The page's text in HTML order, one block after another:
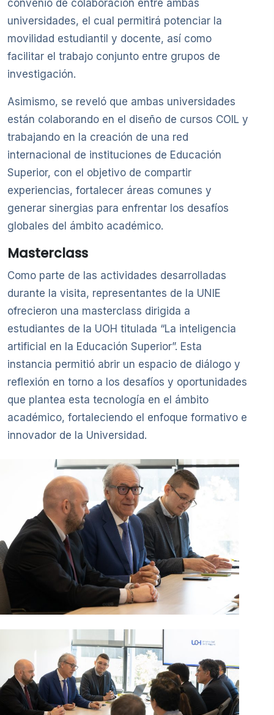
convenio de colaboración entre ambas
universidades, el cual permitirá potenciar la
movilidad estudiantil y docente, así como
facilitar el trabajo conjunto entre grupos de
investigación.
Asimismo, se reveló que ambas universidades
están colaborando en el diseño de cursos COIL y
trabajando en la creación de una red
internacional de instituciones de Educación
Superior, con el objetivo de compartir
experiencias, fortalecer áreas comunes y
generar sinergias para enfrentar los desafíos
globales del ámbito académico.
Masterclass
Como parte de las actividades desarrolladas
durante la visita, representantes de la UNIE
ofrecieron una masterclass dirigida a
estudiantes de la UOH titulada “La inteligencia
artificial en la Educación Superior”. Esta
instancia permitió abrir un espacio de diálogo y
reflexión en torno a los desafíos y oportunidades
que plantea esta tecnología en el ámbito
académico, fortaleciendo el enfoque formativo e
innovador de la Universidad.